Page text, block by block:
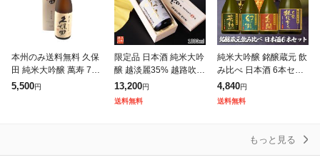
本州のみ送料無料 久保
田 純米大吟醸 萬寿 720
ml 化粧箱入り 新潟県
5,500円
限定品 日本酒 純米大吟
醸 越淡麗35% 越路吹雪
1800ml 一升瓶 桐箱入
限定品 新潟 高野酒造
お中元 お歳暮 お年賀
13,200円
送料無料
純米大吟醸 銘醸蔵元 飲
み比べ 日本酒 6本セッ
ト 300ml×6本 日本酒
純米吟醸酒 酒 ギフト
父の日 送料無料 一部除
4,840円
送料無料
もっと見る